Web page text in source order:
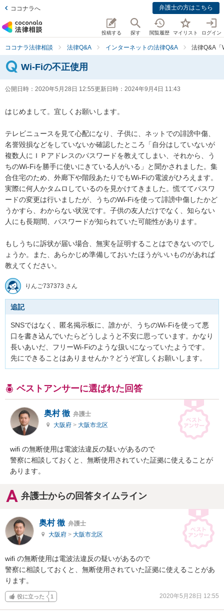
ココナラへ 弁護士の方はこちら
投稿する 探す 閲覧履歴 マイリスト ログイン
ココナラ法律相談 法律Q&A インターネットの法律Q&A 法律Q&A「
Wi-Fiの不正使用
公開日時： 2020年5月28日 12:55更新日時： 2024年9月4日 11:43
はじめまして。宜しくお願いします。
テレビニュースを見て心配になり、子供に、ネットでの誹謗中傷、
名誉毀損などをしていないか確認したところ「自分はしていないが
複数人にＩＰアドレスのパスワードを教えてしまい、それから、う
ちのWi-Fiを勝手に使いにきている人がいる」と聞かされました。集
合住宅のため、外廊下や階段あたりでもWi-Fiの電波がひろえます。
実際に何人かタムロしているのを見かけてきました。慌ててパスワ
ードの変更は行いましたが、うちのWi-Fiを使って誹謗中傷したかど
うかすら、わからない状況です。子供の友人だけでなく、知らない
人にも長期間、パスワードが知られていた可能性があります。
もしうちに訴状が届い場合、無実を証明することはできないのでし
ょうか。また、あらかじめ準備しておいたほうがいいものがあれば
教えてください。
りんご737373 さん
追記
SNSではなく、匿名掲示板に、誰かが、うちのWi-Fiを使って悪
口を書き込んでいたらどうしようと不安に思っています。かなり
長いあいだ、フリーWi-Fiのような扱いになっていたようです。
先にできることはありませんか？どうぞ宜しくお願いします。
ベストアンサーに選ばれた回答
奥村 徹 弁護士
大阪府 > 大阪市北区
wifi の無断使用は電波法違反の疑いがあるので
警察に相談しておくと、無断使用されていた証拠に使えることが
あります。
弁護士からの回答タイムライン
奥村 徹 弁護士
大阪府 > 大阪市北区
wifi の無断使用は電波法違反の疑いがあるので
警察に相談しておくと、無断使用されていた証拠に使えることがあ
ります。
役に立った 1 2020年5月28日 12:55